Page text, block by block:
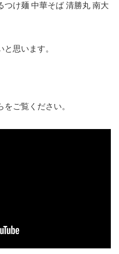
つけ麺 中華そば 清勝丸 南大
思います。
ご覧ください。